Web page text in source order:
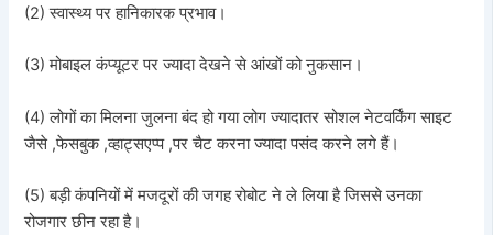
(2) स्वास्थ्य पर हानिकारक प्रभाव।
(3) मोबाइल कंप्यूटर पर ज्यादा देखने से आंखों को नुकसान।
(4) लोगों का मिलना जुलना बंद हो गया लोग ज्यादातर सोशल नेटवर्किंग साइट
जैसे ,फेसबुक ,व्हाट्सएप्प ,पर चैट करना ज्यादा पसंद करने लगे हैं।
(5) बड़ी कंपनियों में मजदूरों की जगह रोबोट ने ले लिया है जिससे उनका
रोजगार छीन रहा है।